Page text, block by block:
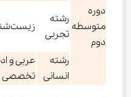
دوره
متوسطه
دوم
رشته
تجربی
رشته
انسانی
عربی و
تخصصی